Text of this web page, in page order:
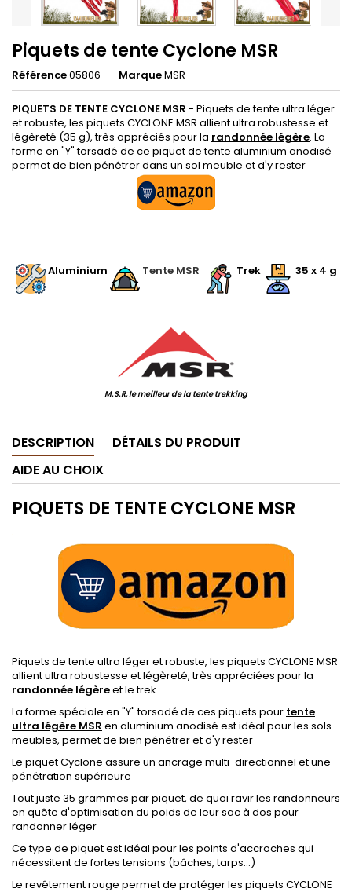
Piquets de tente Cyclone MSR
Référence05806 MarqueMSR
PIQUETS DE TENTE CYCLONE MSR - Piquets de tente ultra léger
et robuste, les piquets CYCLONE MSR allient ultra robustesse et
légèreté (35 g), très appréciés pour la randonnée légère. La
forme en "Y" torsadé de ce piquet de tente aluminium anodisé
permet de bien pénétrer dans un sol meuble et d'y rester
.Aluminium Tente MSR Trek. 35 x 4 g
M.S.R, le meilleur de la tente trekking
DESCRIPTION
DÉTAILS DU PRODUIT
AIDE AU CHOIX
PIQUETS DE TENTE CYCLONE MSR
.
Piquets de tente ultra léger et robuste, les piquets CYCLONE MSR
allient ultra robustesse et légèreté, très appréciées pour la
randonnée légèreet le trek.
La forme spéciale en "Y" torsadé de ces piquets pour tente
ultra légère MSR en aluminium anodisé est idéal pour les sols
meubles, permet de bien pénétrer et d'y rester
Le piquet Cyclone assure un ancrage multi-directionnel et une
pénétration supérieure
Tout juste 35 grammes par piquet, de quoi ravir les randonneurs
en quête d'optimisation du poids de leur sac à dos pour
randonner léger
Ce type de piquet est idéal pour les points d'accroches qui
nécessitent de fortes tensions (bâches, tarps...)
Le revêtement rouge permet de protéger les piquets CYCLONE